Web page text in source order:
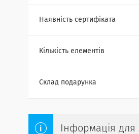
Наявність сертифіката
Кількість елементів
Склад подарунка
Інформація